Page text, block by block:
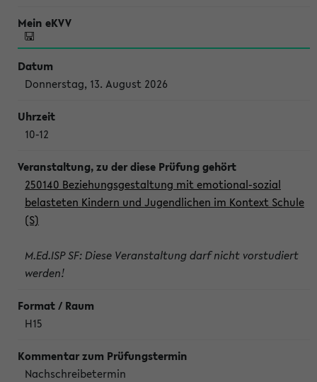
Donnerstag, 13. August 2026
10-12
250140 Beziehungsgestaltung mit emotional-sozial
belasteten Kindern und Jugendlichen im Kontext Schule
(S)
M.Ed.ISP SF: Diese Veranstaltung darf nicht vorstudiert
werden!
H15
Nachschreibetermin